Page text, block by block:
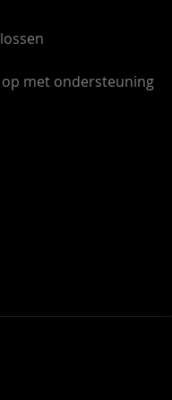
met ondersteuning